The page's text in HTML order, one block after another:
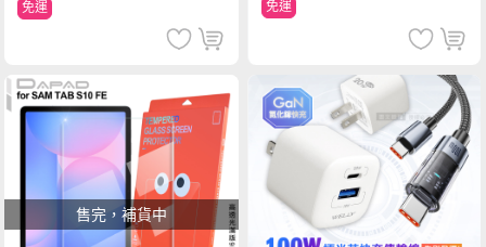
免運 免運
售完，補貨中